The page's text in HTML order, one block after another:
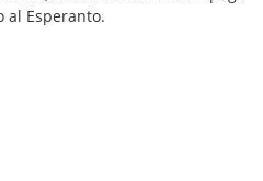
al Esperanto.